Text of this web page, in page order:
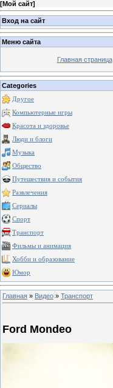
[Мой сайт]
Вход на сайт
Меню сайта
Главная страница
Categories
Другое
Компьютерные игры
Красота и здоровье
Люди и блоги
Музыка
Общество
Путешествия и события
Развлечения
Сериалы
Спорт
Транспорт
Фильмы и анимация
Хобби и образование
Юмор
Главная » Видео » Транспорт
Ford Mondeo